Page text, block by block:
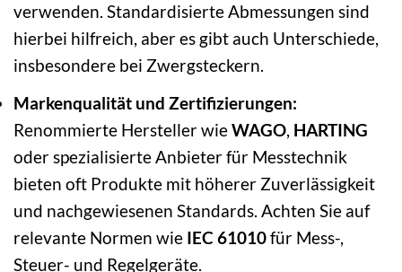
verwenden. Standardisierte Abmessungen sind
hierbei hilfreich, aber es gibt auch Unterschiede,
insbesondere bei Zwergsteckern.
Markenqualität und Zertifizierungen:
Renommierte Hersteller wieWAGO, HARTING
oder spezialisierte Anbieter für Messtechnik
bieten oft Produkte mit höherer Zuverlässigkeit
und nachgewiesenen Standards. Achten Sie auf
relevante Normen wie IEC 61010für Mess-,
Steuer- und Regelgeräte.